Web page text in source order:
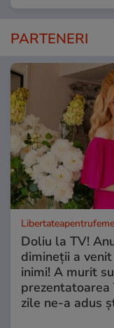
PARTENERI
Doliu la TV!
dimineții a
inimi! A murit
prezentatoarea
zile ne-a adus